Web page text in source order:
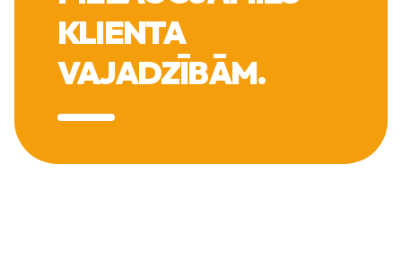
KLIENTA
VAJADZĪBĀM.